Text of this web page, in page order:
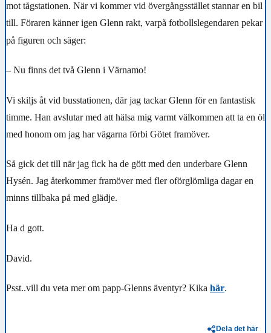
mot tågstationen. När vi kommer vid övergångsstället stannar en bil
till. Föraren känner igen Glenn rakt, varpå fotbollslegendaren pekar
på figuren och säger:
– Nu finns det två Glenn i Värnamo!
Vi skiljs åt vid busstationen, där jag tackar Glenn för en fantastisk
timme. Han avslutar med att hälsa mig varmt välkommen att ta en öl
med honom om jag har vägarna förbi Götet framöver.
Så gick det till när jag fick ha de gött med den underbare Glenn
Hysén. Jag återkommer framöver med fler oförglömliga dagar en
minns tillbaka på med glädje.
Ha d gott.
David.
Psst..vill du veta mer om papp-Glenns äventyr? Kika här.
Dela det här